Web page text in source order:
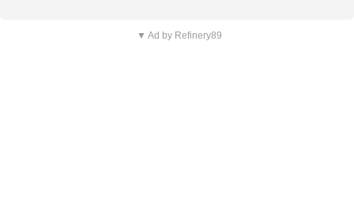
▼ Ad by Refinery89